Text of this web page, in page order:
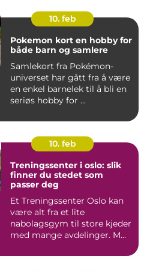
10. feb
Pokemon kort en hobby for
både barn og samlere
Samlekort fra Pokémon-
universet har gått fra å være
en enkel barnelek til å bli en
seriøs hobby for ...
10. feb
Treningssenter i oslo: slik
finner du stedet som
passer deg
Et Treningssenter Oslo kan
være alt fra et lite
nabolagsgym til store kjeder
med mange avdelinger. M...